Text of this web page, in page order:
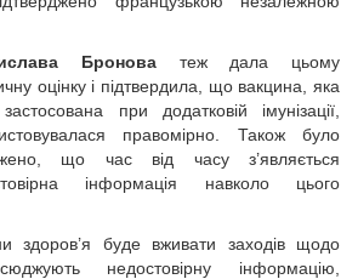
Броноватеж дала цьому
оцінку і підтвердила, що вакцина, яка
при додатковій імунізації,
правомірно. Також було
що час від часу з’являється
інформація навколо цього
здоров’я буде вживати заходів щодо
недостовірну інформацію,